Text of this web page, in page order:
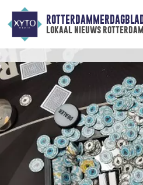
lokaal nieuws rotterdam